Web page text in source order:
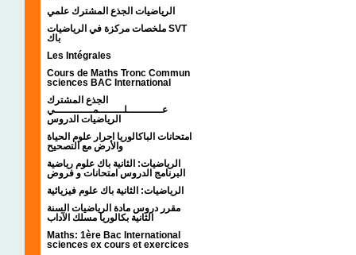
الرياضيات الجذع المشترك علمي
ملخصات مركزة في الرياضيات SVT
باك
Les Intégrales
Cours de Maths Tronc Commun
sciences BAC International
الجذع المشترك
عـــــــــــلــــــــمــــــــــــي
الرياضيات الدروس
امتحانات الباكالوريا احرار علوم الحياة
والأرض مع التصحيح
الرياضيات: الثانية باك علوم رياضية
البرنامج الدروس امتحانات و فروض
الرياضيات: الثانية باك علوم فيزيائية
مقرر دروس مادة الرياضيات السنة
الثانية بكالوريا مسلك الآداب
Maths: 1ère Bac International
sciences ex cours et exercices